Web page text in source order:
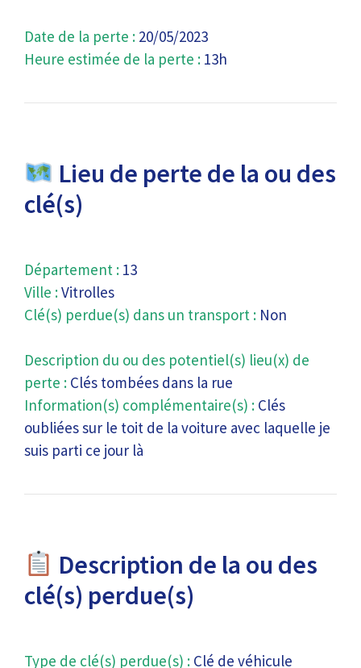
Date de la perte : 20/05/2023
Heure estimée de la perte : 13h
Lieu de perte de la ou des
clé(s)
Département : 13
Ville :Vitrolles
Clé(s) perdue(s) dans un transport : Non
Description du ou des potentiel(s) lieu(x) de
perte : Clés tombées dans la rue
Information(s) complémentaire(s) : Clés
oubliées sur le toit de la voiture avec laquelle je
suis parti ce jour là
Description de la ou des
clé(s) perdue(s)
Type de clé(s) perdue(s) : Clé de véhicule